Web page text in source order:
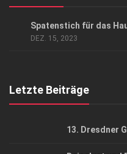
Spatenstich für das
DEZ. 15, 2023
Letzte Beiträge
13. Dresdner